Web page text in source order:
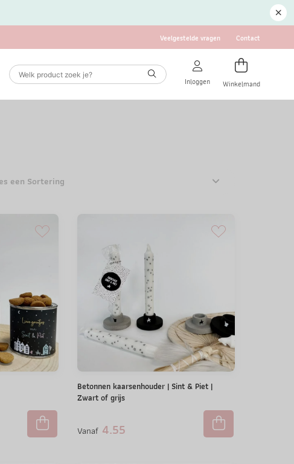
Veelgestelde vragen Contact
Inloggen Winkelmand
een Sortering
Betonnen kaarsenhouder | Sint & Piet |
Zwart of grijs
Vanaf4.55